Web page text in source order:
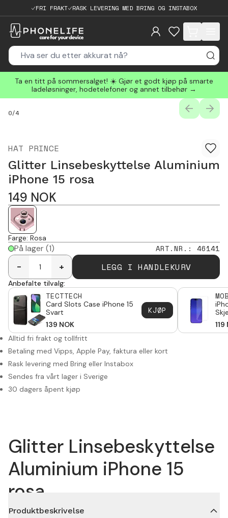
FRI FRAKT RASK LEVERING MED BRING OG INSTABOX
items in cart,
Ta en titt på sommersalget! ☀️ Gjør et godt kjøp på smarte
ladeløsninger, hodetelefoner og annet tilbehør →
0/4
HAT PRINCE
Glitter Linsebeskyttelse Aluminium
iPhone 15 rosa
149 NOK
Farge: Rosa
På lager(1) ART.NR. : 46141
-
+ LEGG I HANDLEKURV
Anbefalte tilvalg:
TECTTECH
Card Slots Case iPhone 15
Svart
139 NOK
KJØP
119
Alltid fri frakt og tollfritt
Betaling med Vipps, Apple Pay, faktura eller kort
Rask levering med Bring eller Instabox
Sendes fra vårt lager i Sverige
30 dagers åpent kjøp
Glitter Linsebeskyttelse
Aluminium iPhone 15
rosa
Produktbeskrivelse